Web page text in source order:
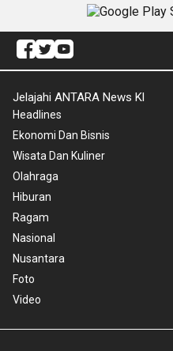
Jelajahi ANTARA News Kl
Headlines
Ekonomi Dan Bisnis
Wisata Dan Kuliner
Olahraga
Hiburan
Ragam
Nasional
Nusantara
Foto
Video